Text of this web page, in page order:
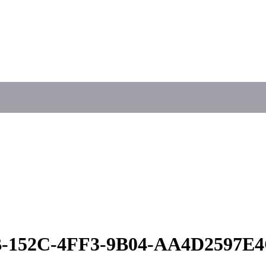
4FF3-9B04-